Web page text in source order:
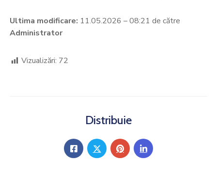
Ultima modificare: 11.05.2026 – 08:21 de către
Administrator
Vizualizări: 72
Distribuie